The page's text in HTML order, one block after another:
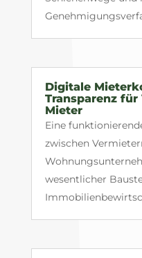
Digitale
Transparenz
Mieter
Eine
zwischen
wesentlicher